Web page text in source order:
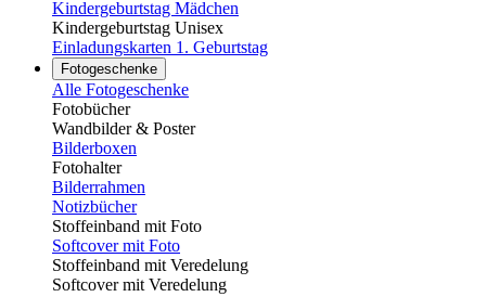
Kindergeburtstag Mädchen
Kindergeburtstag Unisex
Einladungskarten 1. Geburtstag
Fotogeschenke
Alle Fotogeschenke
Fotobücher
Wandbilder & Poster
Bilderboxen
Fotohalter
Bilderrahmen
Notizbücher
Stoffeinband mit Foto
Softcover mit Foto
Stoffeinband mit Veredelung
Softcover mit Veredelung